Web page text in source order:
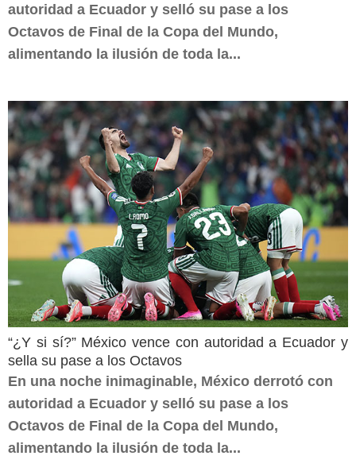
autoridad a Ecuador y selló su pase a los
Octavos de Final de la Copa del Mundo,
alimentando la ilusión de toda la...
“¿Y si sí?” México vence con autoridad a Ecuador y
sella su pase a los Octavos
En una noche inimaginable, México derrotó con
autoridad a Ecuador y selló su pase a los
Octavos de Final de la Copa del Mundo,
alimentando la ilusión de toda la...